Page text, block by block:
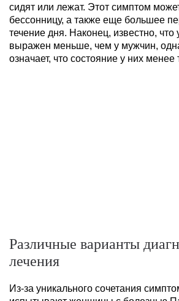
сидят или лежат. Этот симптом
бессонницу, а также еще большее
течение дня. Наконец, известно,
выражен меньше, чем у мужчин,
означает, что состояние у них менее
Различные варианты
лечения
Из-за уникального сочетания